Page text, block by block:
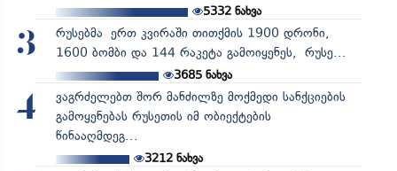
5332ნახვა
3
რუსებმა ერთ კვირაში თითქმის 1900 დრონი,
1600 ბომბი და 144 რაკეტა გამოიყენეს, რუსე...
3685ნახვა
4
ვაგრძელებთ შორ მანძილზე მოქმედი სანქციების
გამოყენებას რუსეთის იმ ობიექტების
წინააღმდეგ...
3212ნახვა